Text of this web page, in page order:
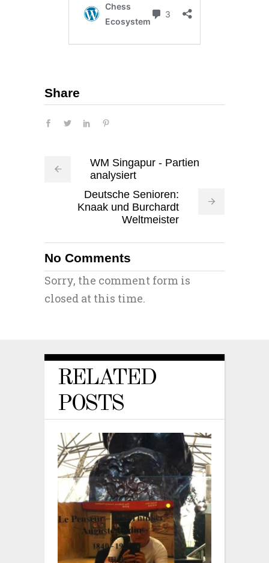
Share
WM Singapur - Partien
analysiert
Deutsche Senioren:
Knaak und Burchardt
Weltmeister
No Comments
Sorry, the comment form is
closed at this time.
RELATED
POSTS